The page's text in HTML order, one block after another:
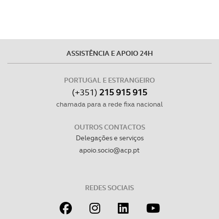
ASSISTÊNCIA E APOIO 24H
PORTUGAL E ESTRANGEIRO
(+351) 215 915 915
chamada para a rede fixa nacional
OUTROS CONTACTOS
Delegações e serviços
apoio.socio@acp.pt
REDES SOCIAIS